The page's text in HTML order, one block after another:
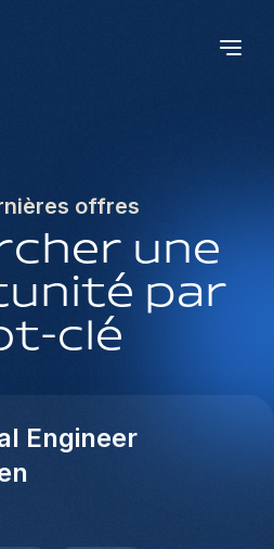
offres
une
par
clé
Engineer